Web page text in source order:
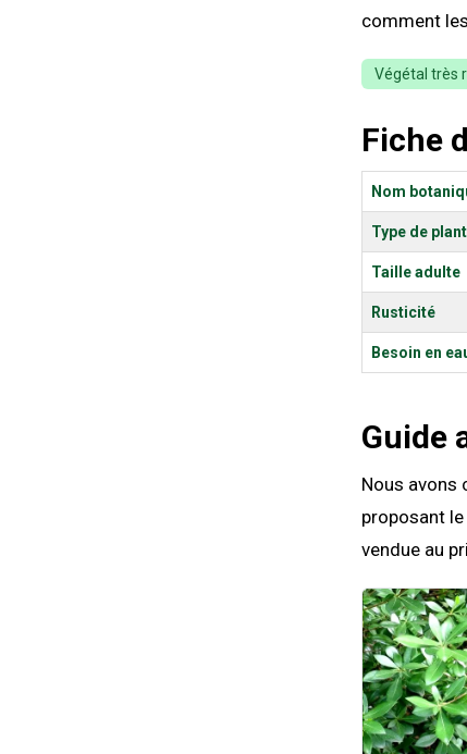
comment
Végétal très
Fiche
Nom
Type de
Taille adulte
Rusticité
Besoin en
Guide
Nous avons
proposant
vendue au